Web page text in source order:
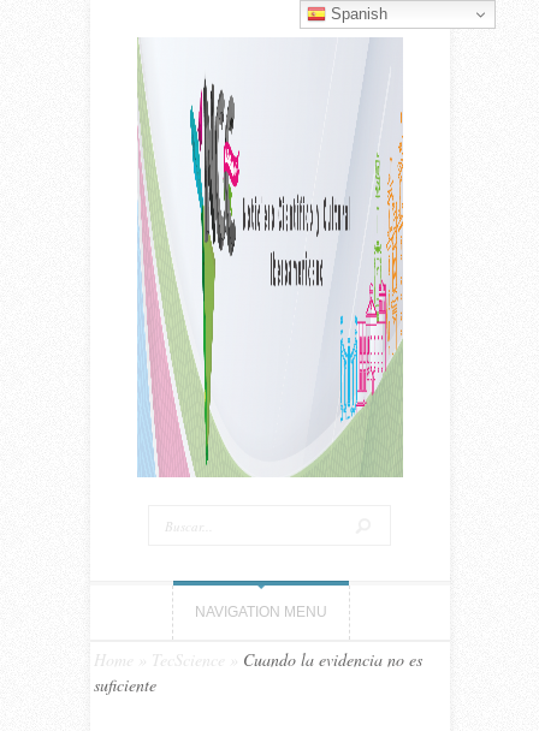
NAVIGATION MENU
Home TecScience
Cuando la evidencia no es
suficiente
Spanish